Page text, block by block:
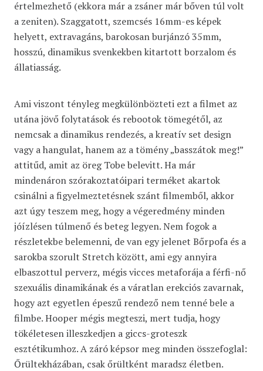
értelmezhető (ekkora már a zsáner már bőven túl volt
a zeniten). Szaggatott, szemcsés 16mm-es képek
helyett, extravagáns, barokosan burjánzó 35mm,
hosszú, dinamikus svenkekben kitartott borzalom és
állatiasság.
Ami viszont tényleg megkülönbözteti ezt a filmet az
utána jövő folytatások és rebootok tömegétől, az
nemcsak a dinamikus rendezés, a kreatív set design
vagy a hangulat, hanem az a tömény „basszátok meg!”
attitűd, amit az öreg Tobe belevitt. Ha már
mindenáron szórakoztatóipari terméket akartok
csinálni a figyelmeztetésnek szánt filmemből, akkor
azt úgy teszem meg, hogy a végeredmény minden
jóízlésen túlmenő és beteg legyen. Nem fogok a
részletekbe belemenni, de van egy jelenet Bőrpofa és a
sarokba szorult Stretch között, ami egy annyira
elbaszottul perverz, mégis vicces metaforája a férfi-nő
szexuális dinamikának és a váratlan erekciós zavarnak,
hogy azt egyetlen épeszű rendező nem tenné bele a
filmbe. Hooper mégis megteszi, mert tudja, hogy
tökéletesen illeszkedjen a giccs-groteszk
esztétikumhoz. A záró képsor meg minden összefoglal:
Őrültekházában, csak őrültként maradsz életben.